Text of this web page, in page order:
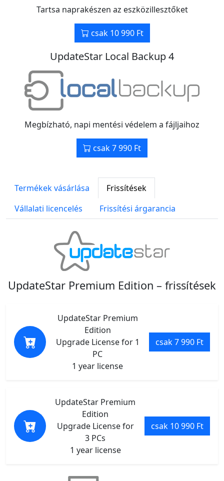
Tartsa naprakészen az eszközillesztőket
csak 10 990 Ft
UpdateStar Local Backup 4
Megbízható, napi mentési védelem a fájljaihoz
csak 7 990 Ft
Termékek vásárlása
Frissítések
Vállalati licencelés
Frissítési árgarancia
UpdateStar Premium Edition – frissítések
UpdateStar Premium
Edition
Upgrade License for 1
PC
1 year license
csak 7 990 Ft
UpdateStar Premium
Edition
Upgrade License for
3 PCs
1 year license
csak 10 990 Ft